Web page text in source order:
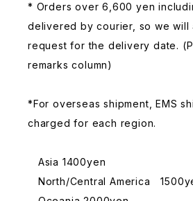
* Orders over 6,600 yen
delivered by courier, so we will
request for the delivery date.
remarks column)
*For overseas shipment, EMS
charged for each region.
Asia 1400yen
North/Central America